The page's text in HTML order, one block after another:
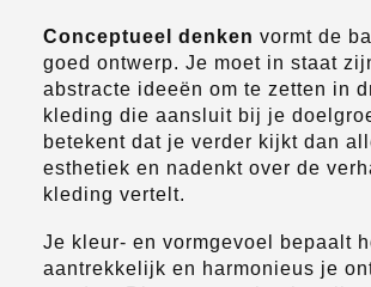
Conceptueel denken vormt de
goed ontwerp. Je moet in staat
abstracte ideeën om te zetten in
kleding die aansluit bij je
betekent dat je verder kijkt dan
esthetiek en nadenkt over de
kleding vertelt.
Je kleur- en vormgevoel bepaalt
aantrekkelijk en harmonieus je